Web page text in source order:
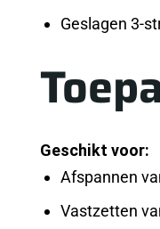
Geslagen 3-
Geschikt voor:
Afspannen
Vastzetten